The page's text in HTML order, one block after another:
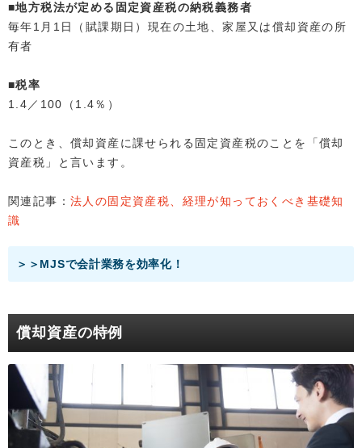
■地方税法が定める固定資産税の納税義務者
毎年1月1日（賦課期日）現在の土地、家屋又は償却資産の所
有者
■税率
1.4／100（1.4％）
このとき、償却資産に課せられる固定資産税のことを「償却
資産税」と言います。
関連記事： 法人の固定資産税、経理が知っておくべき基礎知
識
＞＞MJSで会計業務を効率化！
償却資産の特例